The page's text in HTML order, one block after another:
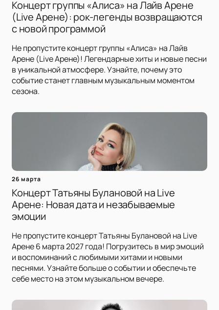
Концерт группы «Алиса» на Лайв Арене
(Live Арене): рок-легенды возвращаются
с новой программой
Не пропустите концерт группы «Алиса» на Лайв
Арене (Live Арене)! Легендарные хиты и новые песни
в уникальной атмосфере. Узнайте, почему это
событие станет главным музыкальным моментом
сезона.
26 марта
Концерт Татьяны Булановой на Live
Арене: Новая дата и незабываемые
эмоции
Не пропустите концерт Татьяны Булановой на Live
Арене 6 марта 2027 года! Погрузитесь в мир эмоций
и воспоминаний с любимыми хитами и новыми
песнями. Узнайте больше о событии и обеспечьте
себе место на этом музыкальном вечере.